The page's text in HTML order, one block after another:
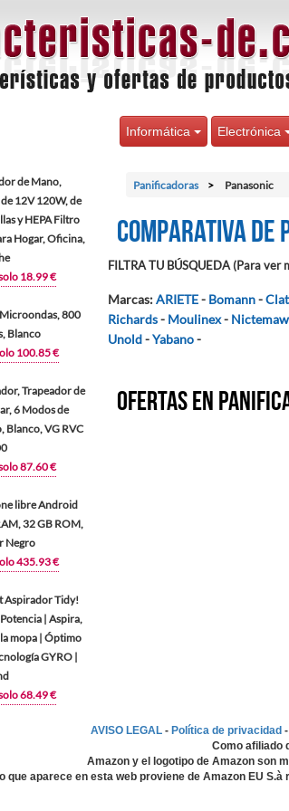
Informática Electrónica
de Mano,
12V 120W, de
y HEPA Filtro
Hogar, Oficina,
18.99 €
800
Blanco
100.85 €
Trapeador de
6 Modos de
Blanco, VG RVC
87.60 €
libre Android
32 GB ROM,
Negro
435.93 €
Aspirador Tidy!
| Aspira,
mopa | Óptimo
GYRO |
68.49 €
Panificadoras Panasonic
Comparativa de
FILTRA TU BÚSQUEDA (Para ver
Marcas:ARIETE- Bomann-
Richards- Moulinex- Nictemaw
Unold-Yabano-
Ofertas en
AVISO LEGAL - Política de privacidad
Como afiliado
Amazon y el logotipo de Amazon son
que aparece en esta web proviene de Amazon EU